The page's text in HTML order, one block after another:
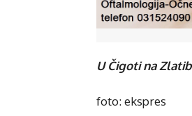
U Čigoti na
foto: ekspres